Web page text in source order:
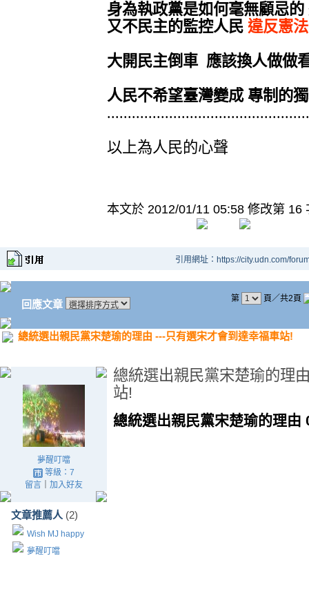
身為執政黨是如何毫無顧忌的
又不民主的監控人民 違反憲
大開民主倒車 應該換人做做
人民不希望臺灣變成 專制的
以上為人民的心聲
本文於 2012/01/11 05:58 修改第 16
引用網址：https://city.udn.com/
回應文章 第 頁／共2頁
總統選出親民黨宋楚瑜的理由 ---只有選宋才會到達幸福車站!
夢醒叮噹
等級：7
留言｜ 加入好友
文章推薦人 (2)
Wish MJ happy
夢醒叮噹
總統選出親民黨宋楚瑜的理
站!
總統選出親民黨宋楚瑜的理